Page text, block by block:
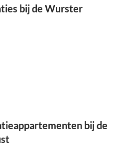
bij de Wurster
bij de